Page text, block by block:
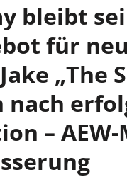
bleibt
für
„The
nach
–